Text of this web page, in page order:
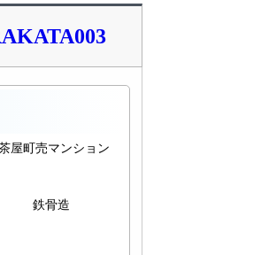
屋町売マンション
鉄骨造